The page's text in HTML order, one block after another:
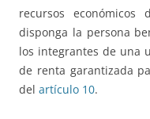
recursos
disponga la persona
los integrantes de una
de renta garantizada
del artículo 10.